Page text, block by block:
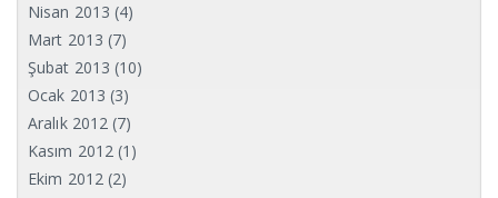
Nisan 2013 (4)
Mart 2013 (7)
Şubat 2013 (10)
Ocak 2013 (3)
Aralık 2012 (7)
Kasım 2012 (1)
Ekim 2012 (2)